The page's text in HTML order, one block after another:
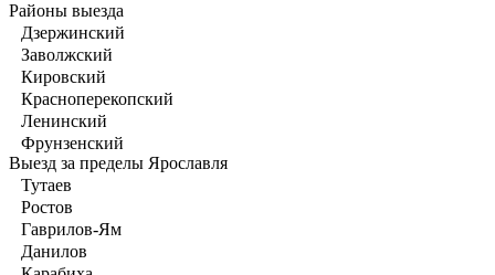
Районы выезда
Дзержинский
Заволжский
Кировский
Красноперекопский
Ленинский
Фрунзенский
Выезд за пределы Ярославля
Тутаев
Ростов
Гаврилов-Ям
Данилов